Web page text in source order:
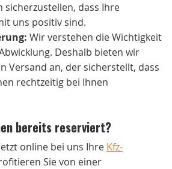
sicherzustellen, dass Ihre
uns positiv sind.
Wir verstehen die Wichtigkeit
Deshalb bieten wir
Versand an, der sicherstellt, dass
rechtzeitig bei Ihnen
bereits reserviert?
online bei uns Ihre Kfz-
Sie von einer